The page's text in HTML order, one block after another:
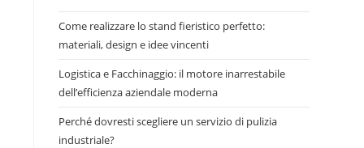
Come realizzare lo stand fieristico perfetto:
materiali, design e idee vincenti
Logistica e Facchinaggio: il motore inarrestabile
dell’efficienza aziendale moderna
Perché dovresti scegliere un servizio di pulizia
industriale?